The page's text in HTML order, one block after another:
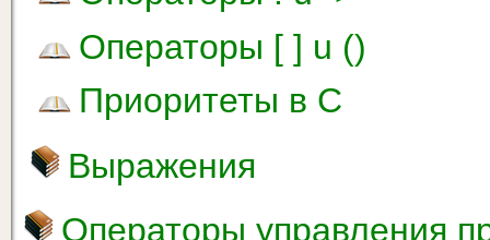
Операторы [ ] u ()
Приоритеты в С
Выражения
Операторы управления